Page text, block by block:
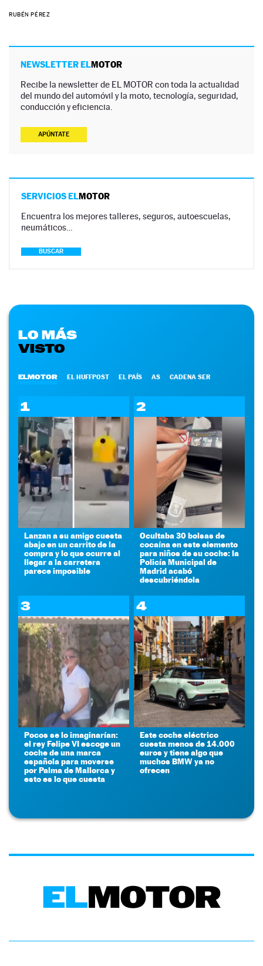
RUBÉN PÉREZ
NEWSLETTER ELMOTOR
Recibe la newsletter de EL MOTOR con toda la actualidad
del mundo del automóvil y la moto, tecnología, seguridad,
conducción y eficiencia.
APÚNTATE
SERVICIOS ELMOTOR
Encuentra los mejores talleres, seguros, autoescuelas,
neumáticos…
BUSCAR
LO MÁS
VISTO
ELMOTOR EL HUFFPOST EL PAÍS AS CADENA SER
1
Lanzan a su amigo cuesta
abajo en un carrito de la
compra y lo que ocurre al
llegar a la carretera
parece imposible
2
Ocultaba 30 bolsas de
cocaína en este elemento
para niños de su coche: la
Policía Municipal de
Madrid acabó
descubriéndola
3
Pocos se lo imaginarían:
el rey Felipe VI escoge un
coche de una marca
española para moverse
por Palma de Mallorca y
esto es lo que cuesta
4
Este coche eléctrico
cuesta menos de 14.000
euros y tiene algo que
muchos BMW ya no
ofrecen